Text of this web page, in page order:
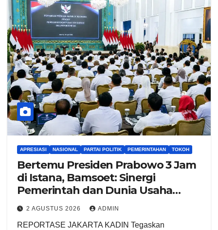
APRESIASI NASIONAL PARTAI POLITIK PEMERINTAHAN TOKOH
Bertemu Presiden Prabowo 3 Jam
di Istana, Bamsoet: Sinergi
Pemerintah dan Dunia Usaha
Kunci Hadapi Gejolak Ekonomi
Global
2 AGUSTUS 2026 ADMIN
REPORTASE JAKARTA KADIN Tegaskan